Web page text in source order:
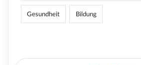
Gesundheit Bildung